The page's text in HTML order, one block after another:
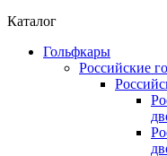
Каталог
Гольфкары
Российские